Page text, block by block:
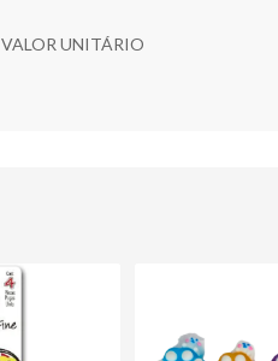
VALOR UNITÁRIO